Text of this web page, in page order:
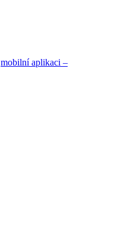
mobilní aplikaci –